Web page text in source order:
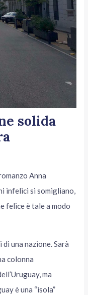
solida
Anna
infelici si somigliano,
felice è tale a modo
una nazione. Sarà
colonna
ma
è una “isola”